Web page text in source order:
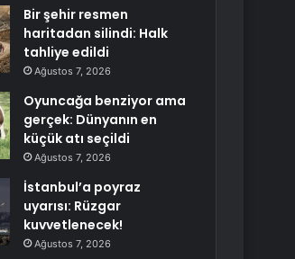
Bir şehir resmen
haritadan silindi: Halk
tahliye edildi
Ağustos 7, 2026
Oyuncağa benziyor ama
gerçek: Dünyanın en
küçük atı seçildi
Ağustos 7, 2026
İstanbul’a poyraz
uyarısı: Rüzgar
kuvvetlenecek!
Ağustos 7, 2026